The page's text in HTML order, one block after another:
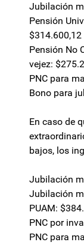
Jubilación
Pensión
$314.600,12
Pensión No
vejez:
PNC para
Bono para
En caso de
bajos, los
Jubilación
Jubilación
PUAM:
PNC por
PNC para